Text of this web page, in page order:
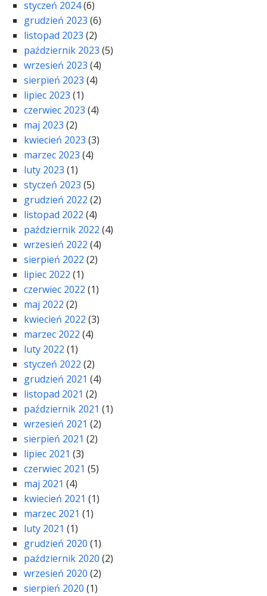
styczeń 2024(6)
grudzień 2023 (6)
listopad 2023 (2)
październik 2023 (5)
wrzesień 2023 (4)
sierpień 2023 (4)
lipiec 2023 (1)
czerwiec 2023 (4)
maj 2023 (2)
kwiecień 2023 (3)
marzec 2023 (4)
luty 2023 (1)
styczeń 2023 (5)
grudzień 2022 (2)
listopad 2022 (4)
październik 2022 (4)
wrzesień 2022 (4)
sierpień 2022 (2)
lipiec 2022 (1)
czerwiec 2022 (1)
maj 2022 (2)
kwiecień 2022 (3)
marzec 2022 (4)
luty 2022 (1)
styczeń 2022 (2)
grudzień 2021 (4)
listopad 2021 (2)
październik 2021 (1)
wrzesień 2021 (2)
sierpień 2021 (2)
lipiec 2021 (3)
czerwiec 2021 (5)
maj 2021 (4)
kwiecień 2021 (1)
marzec 2021 (1)
luty 2021 (1)
grudzień 2020 (1)
październik 2020 (2)
wrzesień 2020 (2)
sierpień 2020 (1)